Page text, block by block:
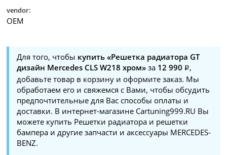
vendor:
OEM
Для того, чтобы купить «Решетка радиатора GT
дизайн Mercedes CLS W218 хром» за 12 990
,
добавьте товар в корзину и оформите заказ. Мы
обработаем его и свяжемся с Вами, чтобы обсудить
предпочтительные для Вас способы оплаты и
доставки. В интернет-магазине Cartuning999.RU Вы
можете купить Решетки радиатора и решетки
бампера и другие запчасти и аксессуары MERCEDES-
BENZ.